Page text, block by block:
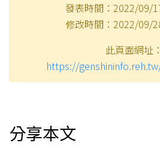
分享本文
複製網址
您可能會喜歡的文章